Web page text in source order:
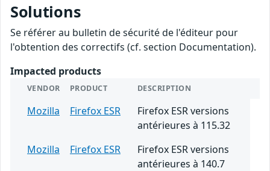
Solutions
Se référer au bulletin de sécurité de l'éditeur pour
l'obtention des correctifs (cf. section Documentation).
Impacted products
VENDOR PRODUCT DESCRIPTION
Mozilla Firefox ESR
Firefox ESR versions
antérieures à 115.32
Mozilla
Firefox ESR
Firefox ESR versions
antérieures à 140.7